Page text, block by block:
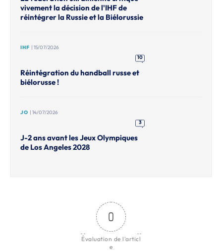
vivement la décision de l'IHF de
réintégrer la Russie et la Biélorussie
IHF | 15/07/2026
10
Réintégration du handball russe et
biélorusse !
JO | 14/07/2026
3
J-2 ans avant les Jeux Olympiques
de Los Angeles 2028
0
Évaluation de l'articl
e